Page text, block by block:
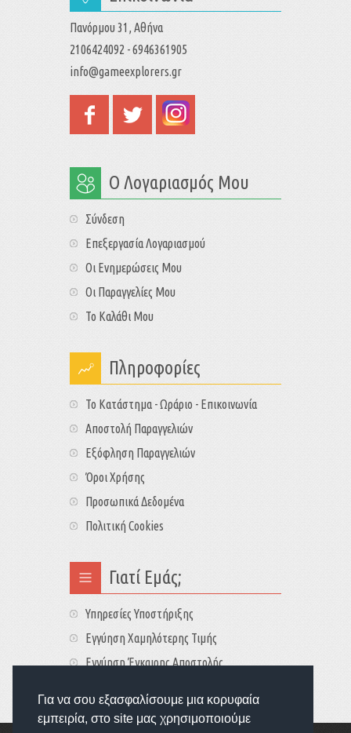
Για να σου εξασφαλίσουμε μια κορυφαία
εμπειρία, στο site μας χρησιμοποιούμε
Πανόρμου 31, Αθήνα
2106424092 - 6946361905
info@gameexplorers.gr
Ο Λογαριασμός Μου
Σύνδεση
Επεξεργασία Λογαριασμού
Οι Ενημερώσεις Μου
Οι Παραγγελίες Μου
Το Καλάθι Μου
Πληροφορίες
Το Κατάστημα - Ωράριο - Επικοινωνία
Αποστολή Παραγγελιών
Εξόφληση Παραγγελιών
Όροι Χρήσης
Προσωπικά Δεδομένα
Πολιτική Cookies
Γιατί Εμάς;
Υπηρεσίες Υποστήριξης
Εγγύηση Χαμηλότερης Τιμής
Εγγύηση Έγκαιρης Αποστολής